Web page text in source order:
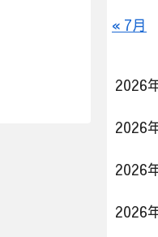
« 7月
2026
2026
2026
2026